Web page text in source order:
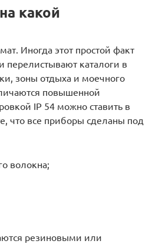
какой
Иногда этот простой факт
перелистывают каталоги в
зоны отдыха и моечного
повышенной
IP 54 можно ставить в
что все приборы сделаны под
волокна;
резиновыми или